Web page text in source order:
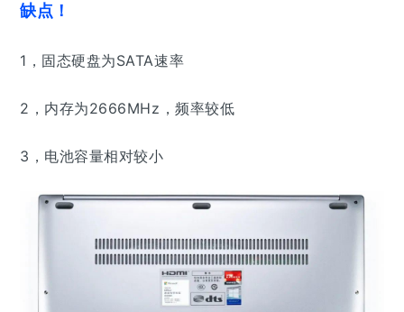
缺点！
1， 固态硬盘为SATA速率
2， 内存为2666MHz，频率较低
3，电池容量相对较小